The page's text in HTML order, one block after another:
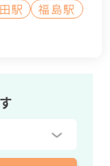
駅
福島駅